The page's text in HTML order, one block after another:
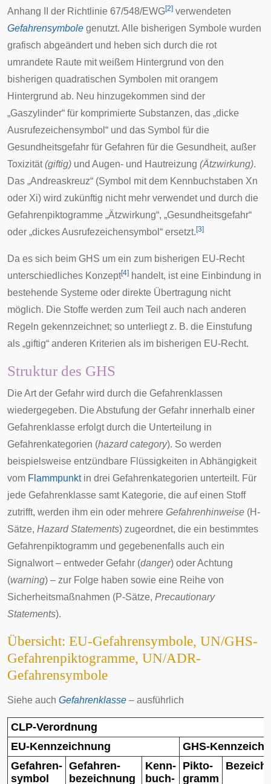
Anhang II der Richtlinie 67/548/EWG[2] verwendeten
Gefahrensymbole genutzt. Alle bisherigen Symbole wurden
grafisch abgeändert und heben sich durch die rot
umrandete Raute mit weißem Hintergrund von den
bisherigen quadratischen Symbolen mit orangem
Hintergrund ab. Neu hinzugekommen sind der
„Gaszylinder“ für komprimierte Substanzen, das „dicke
Ausrufezeichensymbol “ und das Symbol für die
Gesundheitsgefahr für Gefahren für die Gesundheit, außer
Toxizität(giftig) und Augen- und Hautreizung (Ätzwirkung).
Das „Andreaskreuz“ (Symbol mit dem Kennbuchstaben Xn
oder Xi) wird zukünftig nicht mehr verwendet und durch die
Gefahrenpiktogramme „Ätzwirkung“, „Gesundheitsgefahr“
oder „dickes Ausrufezeichensymbol“ ersetzt. [3]
Da es sich beim GHS um ein zum bisherigen EU-Recht
unterschiedliches Konzept[4] handelt, ist eine Einbindung in
bestehende Systeme oder direkte Übertragung nicht
möglich. Die Stoffe werden zum Teil auch nach anderen
Regeln gekennzeichnet; so unterliegt z. B. die Einstufung
als „giftig“ anderen Kriterien als im bisherigen EU-Recht.
Struktur des GHS
Die Art der Gefahr wird durch die Gefahrenklassen
wiedergegeben. Die Abstufung der Gefahr innerhalb einer
Gefahrenklasse erfolgt durch die Unterteilung in
Gefahrenkategorien (hazard category). So werden
beispielsweise entzündbare Flüssigkeiten in Abhängigkeit
vom Flammpunktin drei Gefahrenkategorien unterteilt. Für
jede Gefahrenklasse samt Kategorie, die auf einen Stoff
zutrifft, werden ihm ein oder mehrere Gefahrenhinweise (H-
Sätze, Hazard Statements) zugeordnet, die ein bestimmtes
Gefahrenpiktogramm und gegebenenfalls auch ein
Signalwort– entweder Gefahr (danger) oderAchtung
(warning) – zur Folge haben sowie eine Reihe von
Sicherheitsmaßnahmen (P-Sätze, Precautionary
Statements).
Übersicht: EU-Gefahrensymbole, UN/GHS-
Gefahrenpiktogramme, UN/ADR-
Gefahrensymbole
Siehe auch Gefahrenklasse – ausführlich
CLP-Verordnung
EU-Kennzeichnung
GHS-
Gefahren-
symbol
Gefahren-
bezeichnung
Kenn-
buch-
Pikto-
gramm